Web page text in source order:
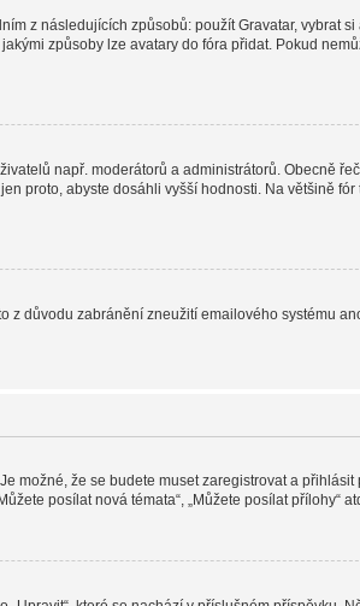
z následujících způsobů: použít Gravatar, vybrat si
způsoby lze avatary do fóra přidat. Pokud
např. moderátorů a administrátorů. Obecně
proto, abyste dosáhli vyšší hodnosti. Na většině fór
z důvodu zabránění zneužití emailového systému
možné, že se budete muset zaregistrovat a přihlásit
posílat nová témata“, „Můžete posílat přílohy“